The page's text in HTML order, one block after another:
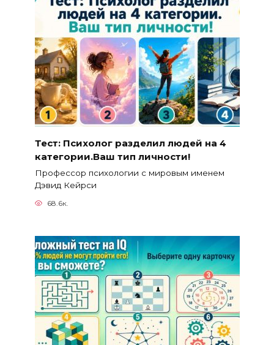
Тест: Психолог разделил людей на 4
категории.Ваш тип личности!
Профессор психологии с мировым именем
Дэвид Кейрси
68.6к.